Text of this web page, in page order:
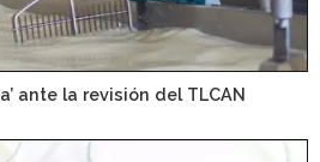
ante la revisión del TLCAN